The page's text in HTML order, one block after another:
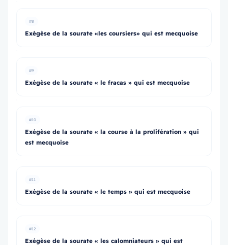
#8
Exégèse de la sourate «les coursiers» qui est mecquoise
#9
Exégèse de la sourate « le fracas » qui est mecquoise
#10
Exégèse de la sourate « la course à la prolifération » qui
est mecquoise
#11
Exégèse de la sourate « le temps » qui est mecquoise
#12
Exégèse de la sourate « les calomniateurs » qui est